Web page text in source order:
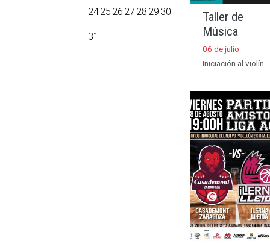
2425 26 27 28 29 30
31
Taller de
Música
06 de julio
Iniciación al violín